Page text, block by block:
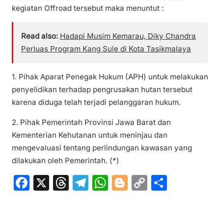
kegiatan Offroad tersebut maka menuntut :
Read also: Hadapi Musim Kemarau, Diky Chandra
Perluas Program Kang Sule di Kota Tasikmalaya
1. Pihak Aparat Penegak Hukum (APH) untuk melakukan
penyelidikan terhadap pengrusakan hutan tersebut
karena diduga telah terjadi pelanggaran hukum.
2. Pihak Pemerintah Provinsi Jawa Barat dan
Kementerian Kehutanan untuk meninjau dan
mengevaluasi tentang perlindungan kawasan yang
dilakukan oleh Pemerintah. (*)
F
X
T
T
W Bl C